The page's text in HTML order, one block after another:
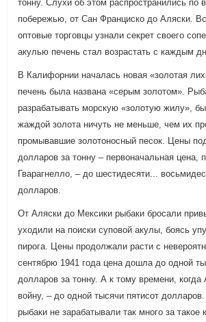
тонну. Слухи об этом распространились по
побережью, от Сан Франциско до Аляски.
оптовые торговцы узнали секрет своего
акулью печень стал возрастать с каждым
В Калифорнии началась новая «золотая
печень была названа «серым золотом».
разрабатывать морскую «золотую жилу»,
жаждой золота ничуть не меньше, чем их
промывавшие золотоносный песок. Цены
долларов за тонну – первоначальная цена,
Гварагнелло, – до шестидесяти...
долларов.
От Аляски до Мексики рыбаки бросали
уходили на поиски суповой акулы, боясь
пирога. Цены продолжали расти с
сентябрю 1941 года цена дошла до одной
долларов за тонну. А к тому времени, когда
войну, – до одной тысячи пятисот
рыбаки не зарабатывали так много за такое